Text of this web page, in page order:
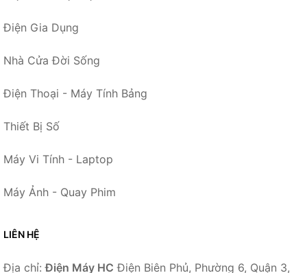
Điện Gia Dụng
Nhà Cửa Đời Sống
Điện Thoại - Máy Tính Bảng
Thiết Bị Số
Máy Vi Tính - Laptop
Máy Ảnh - Quay Phim
LIÊN HỆ
Địa chỉ:Điện Máy HC Điện Biên Phủ, Phường 6, Quận 3,